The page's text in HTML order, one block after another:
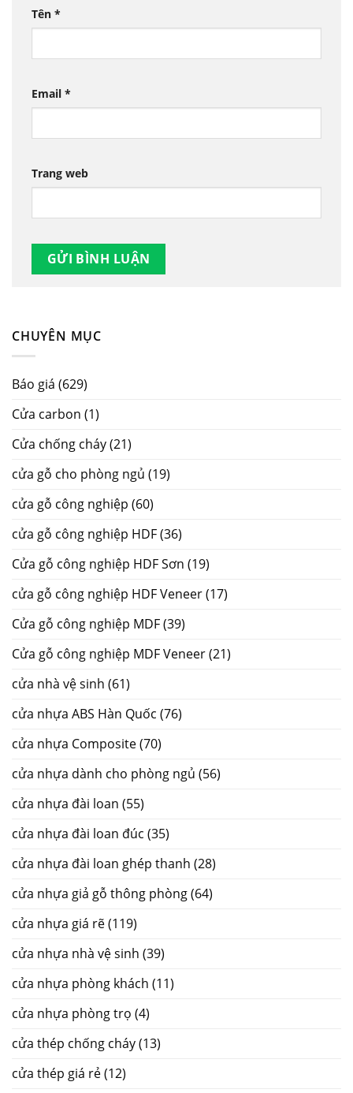
CHUYÊN MỤC
Báo giá (629)
Cửa carbon (1)
Cửa chống cháy(21)
cửa gỗ cho phòng ngủ (19)
cửa gỗ công nghiệp (60)
cửa gỗ công nghiệp HDF(36)
Cửa gỗ công nghiệp HDF Sơn (19)
cửa gỗ công nghiệp HDF Veneer(17)
Cửa gỗ công nghiệp MDF(39)
Cửa gỗ công nghiệp MDF Veneer(21)
cửa nhà vệ sinh (61)
cửa nhựa ABS Hàn Quốc (76)
cửa nhựa Composite(70)
cửa nhựa dành cho phòng ngủ (56)
cửa nhựa đài loan (55)
cửa nhựa đài loan đúc (35)
cửa nhựa đài loan ghép thanh (28)
cửa nhựa giả gỗ thông phòng(64)
cửa nhựa giá rẽ(119)
cửa nhựa nhà vệ sinh (39)
cửa nhựa phòng khách (11)
cửa nhựa phòng trọ (4)
cửa thép chống cháy(13)
cửa thép giá rẻ(12)
Tên *
Email *
Trang web